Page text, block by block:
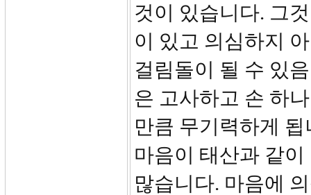
것이 있습니다. 그
이 있고 의심하지
걸림돌이 될 수 있
은 고사하고 손 하
만큼 무기력하게
마음이 태산과 같
많습니다. 마음에